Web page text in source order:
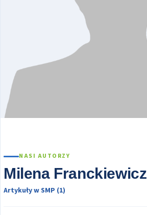
NASI AUTORZY
Milena Franckiewicz
Artykuły w SMP (1)